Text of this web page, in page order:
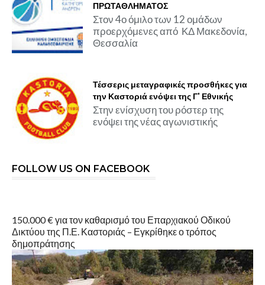
ΠΡΩΤΑΘΛΗΜΑΤΟΣ
Στον 4ο όμιλο των 12 ομάδων
προερχόμενες από ΚΔ Μακεδονία,
Θεσσαλία
Τέσσερις μεταγραφικές προσθήκες για
την Καστοριά ενόψει της Γ' Εθνικής
Στην ενίσχυση του ρόστερ της
ενόψει της νέας αγωνιστικής
FOLLOW US ON FACEBOOK
150.000 € για τον καθαρισμό του Επαρχιακού Οδικού
Δικτύου της Π.Ε. Καστοριάς – Εγκρίθηκε ο τρόπος
δημοπράτησης